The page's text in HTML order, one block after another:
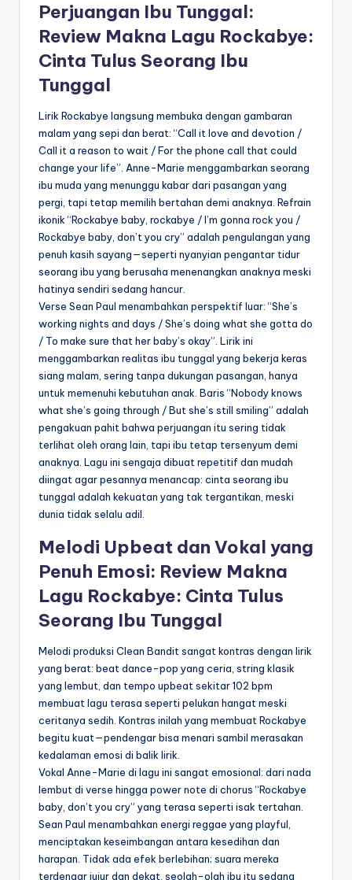
Perjuangan Ibu Tunggal:
Review Makna Lagu Rockabye:
Cinta Tulus Seorang Ibu
Tunggal
Lirik Rockabye langsung membuka dengan gambaran
malam yang sepi dan berat: “Call it love and devotion /
Call it a reason to wait / For the phone call that could
change your life”. Anne-Marie menggambarkan seorang
ibu muda yang menunggu kabar dari pasangan yang
pergi, tapi tetap memilih bertahan demi anaknya. Refrain
ikonik “Rockabye baby, rockabye / I’m gonna rock you /
Rockabye baby, don’t you cry” adalah pengulangan yang
penuh kasih sayang—seperti nyanyian pengantar tidur
seorang ibu yang berusaha menenangkan anaknya meski
hatinya sendiri sedang hancur.
Verse Sean Paul menambahkan perspektif luar: “She’s
working nights and days / She’s doing what she gotta do
/ To make sure that her baby’s okay”. Lirik ini
menggambarkan realitas ibu tunggal yang bekerja keras
siang malam, sering tanpa dukungan pasangan, hanya
untuk memenuhi kebutuhan anak. Baris “Nobody knows
what she’s going through / But she’s still smiling” adalah
pengakuan pahit bahwa perjuangan itu sering tidak
terlihat oleh orang lain, tapi ibu tetap tersenyum demi
anaknya. Lagu ini sengaja dibuat repetitif dan mudah
diingat agar pesannya menancap: cinta seorang ibu
tunggal adalah kekuatan yang tak tergantikan, meski
dunia tidak selalu adil.
Melodi Upbeat dan Vokal yang
Penuh Emosi: Review Makna
Lagu Rockabye: Cinta Tulus
Seorang Ibu Tunggal
Melodi produksi Clean Bandit sangat kontras dengan lirik
yang berat: beat dance-pop yang ceria, string klasik
yang lembut, dan tempo upbeat sekitar 102 bpm
membuat lagu terasa seperti pelukan hangat meski
ceritanya sedih. Kontras inilah yang membuat Rockabye
begitu kuat—pendengar bisa menari sambil merasakan
kedalaman emosi di balik lirik.
Vokal Anne-Marie di lagu ini sangat emosional: dari nada
lembut di verse hingga power note di chorus “Rockabye
baby, don’t you cry” yang terasa seperti isak tertahan.
Sean Paul menambahkan energi reggae yang playful,
menciptakan keseimbangan antara kesedihan dan
harapan. Tidak ada efek berlebihan; suara mereka
terdengar jujur dan dekat, seolah-olah ibu itu sedang